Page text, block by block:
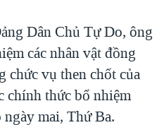
Dân Chủ Tự Do, ông
các nhân vật đồng
chức vụ then chốt của
chính thức bổ nhiệm
mai, Thứ Ba.